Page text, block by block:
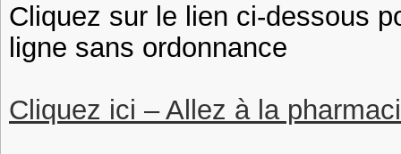
Cliquez sur le lien ci-dessous
ligne sans ordonnance
Cliquez ici – Allez à la